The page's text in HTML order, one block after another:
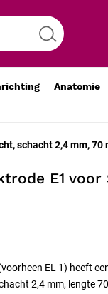
Anatomie
schacht 2,4 mm, 70
E1 voor
-
EL 1) heeft
2,4 mm, lengte